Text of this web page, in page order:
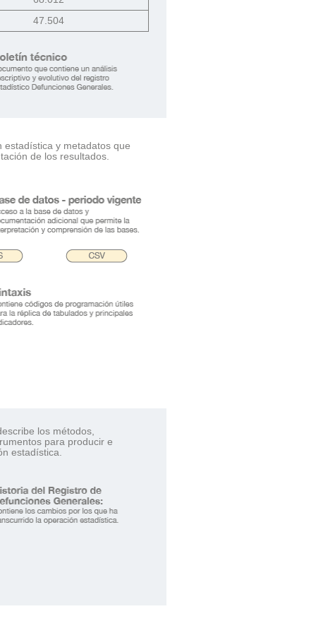
47.504
estadística y metadatos que
de los resultados.
los métodos,
para producir e
estadística.